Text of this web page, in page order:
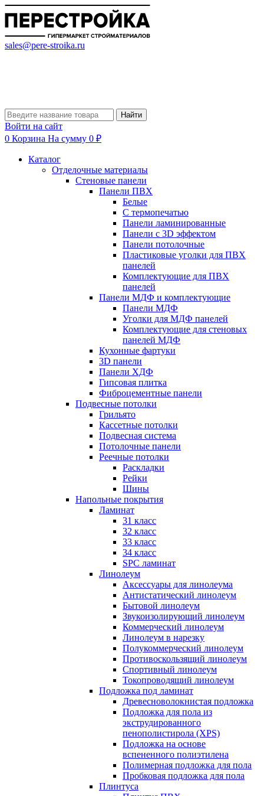
sales@pere-stroika.ru
Найти
Войти на сайт
0 Корзина На сумму 0 ₽
Каталог
Отделочные материалы
Стеновые панели
Панели ПВХ
Белые
С термопечатью
Панели ламинированные
Панели с 3D эффектом
Панели потолочные
Пластиковые уголки для ПВХ
панелей
Комплектующие для ПВХ
панелей
Панели МДФ и комплектующие
Панели МДФ
Уголки для МДФ панелей
Комплектующие для стеновых
панелей МДФ
Кухонные фартуки
3D панели
Панели ХДФ
Гипсовая плитка
Фиброцементные панели
Подвесные потолки
Грильято
Кассетные потолки
Подвесная система
Потолочные панели
Реечные потолки
Раскладки
Рейки
Шины
Напольные покрытия
Ламинат
31 класс
32 класс
33 класс
34 класс
SPC ламинат
Линолеум
Аксессуары для линолеума
Антистатический линолеум
Бытовой линолеум
Звукоизолирующий линолеум
Коммерческий линолеум
Линолеум в нарезку
Полукоммерческий линолеум
Противоскользящий линолеум
Спортивный линолеум
Токопроводящий линолеум
Подложка под ламинат
Древесноволокнистая подложка
Подложка для пола из
экструдированного
пенополистирола (XPS)
Подложка на основе
вспененного полиэтилена
Полимерная подложка для пола
Пробковая подложка для пола
Плинтуса